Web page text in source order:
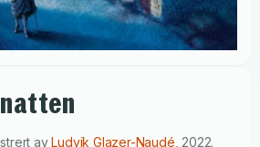
avLudvik Glazer-Naudé 2022.